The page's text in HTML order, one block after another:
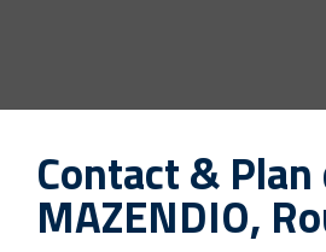
Contact & Plan
MAZENDIO,